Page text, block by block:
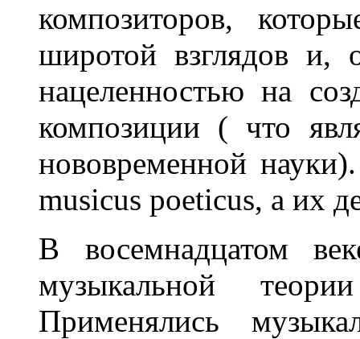
композиторов,
широтой взглядов и,
нацеленностью на
композиции ( что
нововременной
musicus poeticus, а их
В восемнадцатом
музыкальной
Применялись